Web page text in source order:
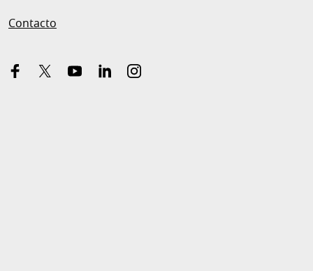
Contacto
facebook youtubelinkedininstagram